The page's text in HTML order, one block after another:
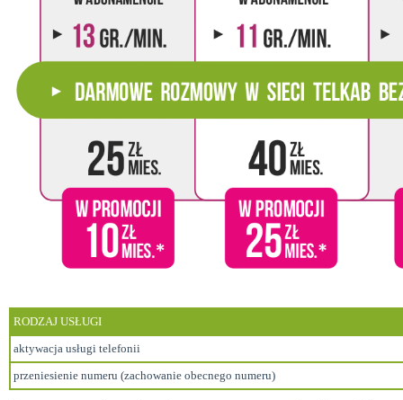
RODZAJ USŁUGI
aktywacja usługi telefonii
przeniesienie numeru (zachowanie obecnego numeru)